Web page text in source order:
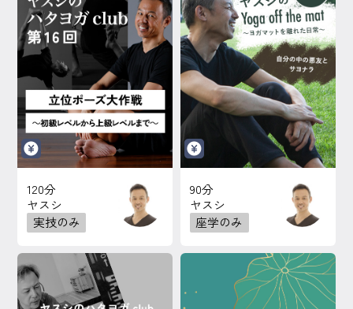
120分
ヤスシ
実技のみ
90分
ヤスシ
座学のみ